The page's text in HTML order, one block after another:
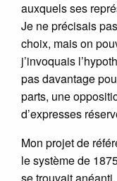
auxquels ses
Je ne précisais
choix, mais on
j’invoquais
pas davantage
parts, une
d’expresses
Mon projet de
le système de
se trouvait